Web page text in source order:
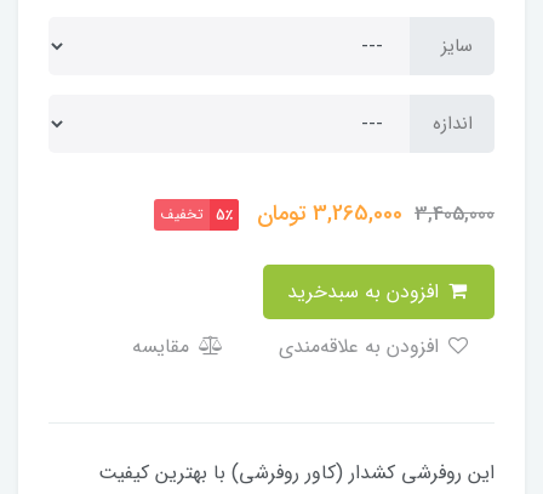
سایز
اندازه
3,405,000
3,265,000تومان 5٪ تخفیف
مقایسه
این روفرشی کشدار (کاور روفرشی) با بهترین کیفیت